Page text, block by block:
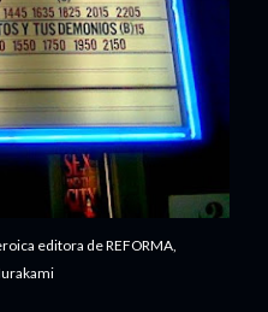
editora de REFORMA,